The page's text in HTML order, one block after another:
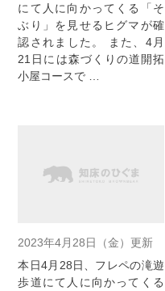
にて人に向かってくる「そ
ぶり」を見せるヒグマが確
認されました。 また、4月
21日には森づくりの道開拓
小屋コースで …
2023年4月28日（金）更新
本日4月28日、フレペの滝遊
歩道にて人に向かってくる